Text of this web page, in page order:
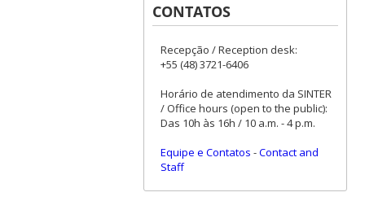
CONTATOS
Recepção / Reception desk:
+55 (48) 3721-6406
Horário de atendimento da SINTER
/ Office hours (open to the public):
Das 10h às 16h / 10 a.m. - 4 p.m.
Equipe e Contatos -Contact and
Staff